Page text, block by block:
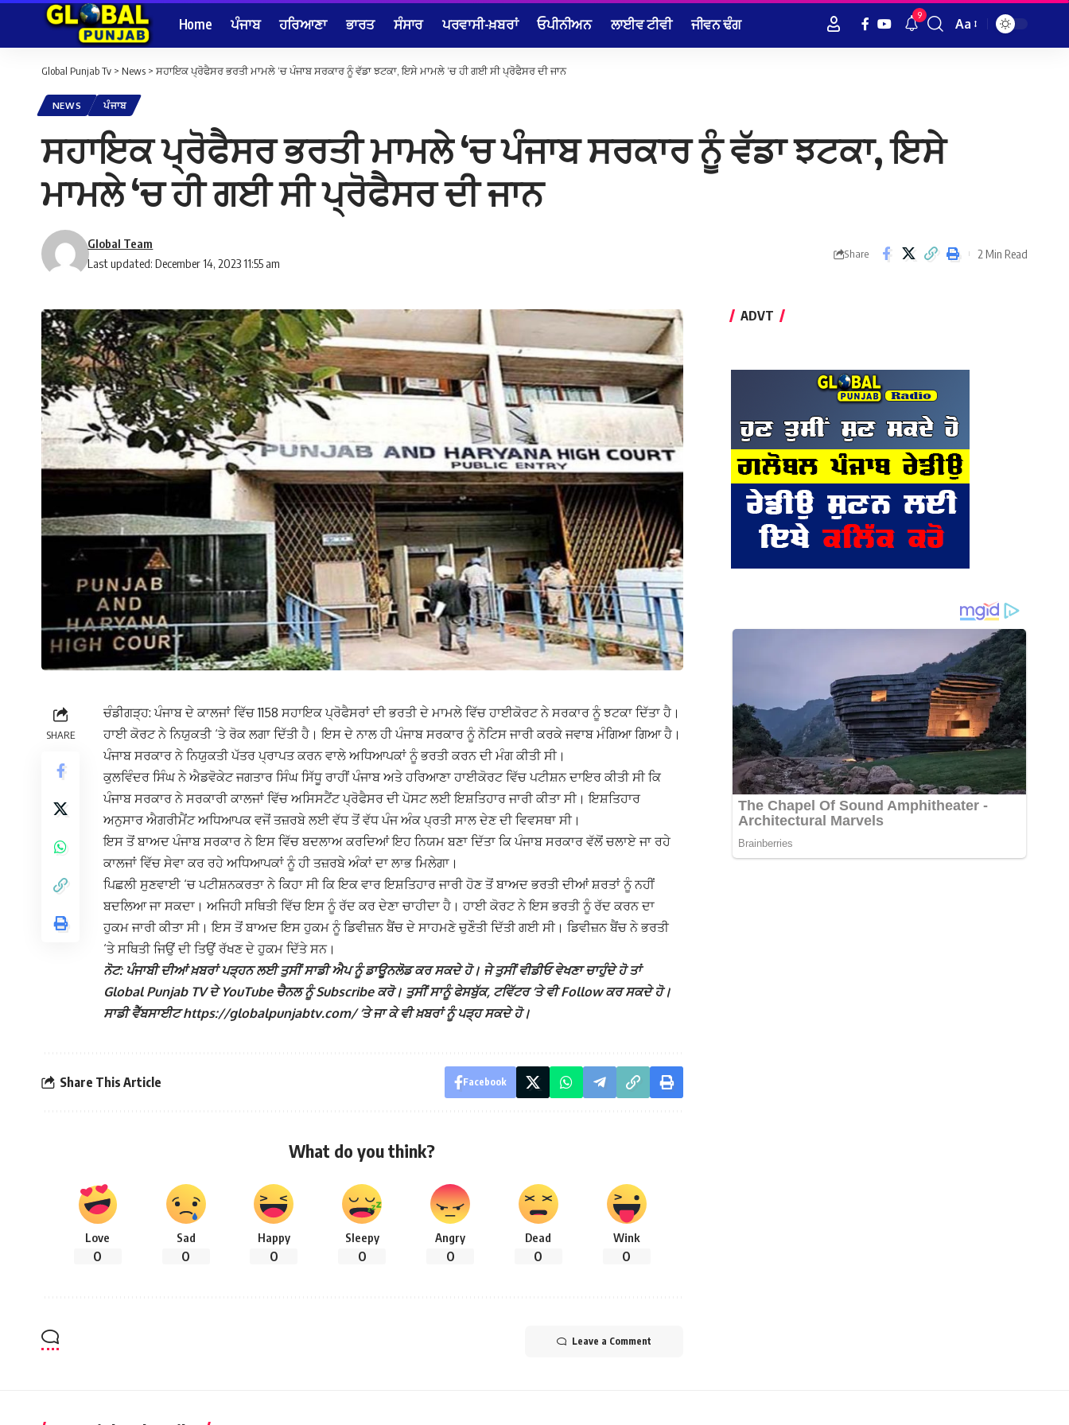
Home ਪੰਜਾਬ ਹਰਿਆਣਾ ਭਾਰਤ ਸੰਸਾਰ ਪਰਵਾਸੀ-ਖ਼ਬਰਾਂ ਓਪੀਨੀਅਨ ਲਾਈਵ ਟੀਵੀ ਜੀਵਨ ਢੰਗ 9
Font
Aa
Global Punjab Tv > News > ਸਹਾਇਕ ਪ੍ਰੋਫੈਸਰ ਭਰਤੀ ਮਾਮਲੇ ‘ਚ ਪੰਜਾਬ ਸਰਕਾਰ ਨੂੰ ਵੱਡਾ ਝਟਕਾ, ਇਸੇ ਮਾਮਲੇ ‘ਚ ਹੀ ਗਈ ਸੀ ਪ੍ਰੋਫੈਸਰ ਦੀ ਜਾਨ
NEWS ਪੰਜਾਬ
ਸਹਾਇਕ ਪ੍ਰੋਫੈਸਰ ਭਰਤੀ ਮਾਮਲੇ ‘ਚ ਪੰਜਾਬ ਸਰਕਾਰ ਨੂੰ ਵੱਡਾ ਝਟਕਾ, ਇਸੇ
ਮਾਮਲੇ ‘ਚ ਹੀ ਗਈ ਸੀ ਪ੍ਰੋਫੈਸਰ ਦੀ ਜਾਨ
Last updated: December 14, 2023 11:55 am
Global Team
Share 2 Min Read
SHARE
ਚੰਡੀਗੜ੍ਹ: ਪੰਜਾਬ ਦੇ ਕਾਲਜਾਂ ਵਿੱਚ 1158 ਸਹਾਇਕ ਪ੍ਰੋਫੈਸਰਾਂ ਦੀ ਭਰਤੀ ਦੇ ਮਾਮਲੇ ਵਿੱਚ ਹਾਈਕੋਰਟ ਨੇ ਸਰਕਾਰ ਨੂੰ ਝਟਕਾ ਦਿੱਤਾ ਹੈ।
ਹਾਈ ਕੋਰਟ ਨੇ ਨਿਯੁਕਤੀ ‘ਤੇ ਰੋਕ ਲਗਾ ਦਿੱਤੀ ਹੈ। ਇਸ ਦੇ ਨਾਲ ਹੀ ਪੰਜਾਬ ਸਰਕਾਰ ਨੂੰ ਨੋਟਿਸ ਜਾਰੀ ਕਰਕੇ ਜਵਾਬ ਮੰਗਿਆ ਗਿਆ ਹੈ।
ਪੰਜਾਬ ਸਰਕਾਰ ਨੇ ਨਿਯੁਕਤੀ ਪੱਤਰ ਪ੍ਰਾਪਤ ਕਰਨ ਵਾਲੇ ਅਧਿਆਪਕਾਂ ਨੂੰ ਭਰਤੀ ਕਰਨ ਦੀ ਮੰਗ ਕੀਤੀ ਸੀ।
ਕੁਲਵਿੰਦਰ ਸਿੰਘ ਨੇ ਐਡਵੋਕੇਟ ਜਗਤਾਰ ਸਿੰਘ ਸਿੱਧੂ ਰਾਹੀਂ ਪੰਜਾਬ ਅਤੇ ਹਰਿਆਣਾ ਹਾਈਕੋਰਟ ਵਿੱਚ ਪਟੀਸ਼ਨ ਦਾਇਰ ਕੀਤੀ ਸੀ ਕਿ
ਪੰਜਾਬ ਸਰਕਾਰ ਨੇ ਸਰਕਾਰੀ ਕਾਲਜਾਂ ਵਿੱਚ ਅਸਿਸਟੈਂਟ ਪ੍ਰੋਫੈਸਰ ਦੀ ਪੋਸਟ ਲਈ ਇਸ਼ਤਿਹਾਰ ਜਾਰੀ ਕੀਤਾ ਸੀ। ਇਸ਼ਤਿਹਾਰ
ਅਨੁਸਾਰ ਐਗਰੀਮੈਂਟ ਅਧਿਆਪਕ ਵਜੋਂ ਤਜ਼ਰਬੇ ਲਈ ਵੱਧ ਤੋਂ ਵੱਧ ਪੰਜ ਅੰਕ ਪ੍ਰਤੀ ਸਾਲ ਦੇਣ ਦੀ ਵਿਵਸਥਾ ਸੀ।
ਇਸ ਤੋਂ ਬਾਅਦ ਪੰਜਾਬ ਸਰਕਾਰ ਨੇ ਇਸ ਵਿੱਚ ਬਦਲਾਅ ਕਰਦਿਆਂ ਇਹ ਨਿਯਮ ਬਣਾ ਦਿੱਤਾ ਕਿ ਪੰਜਾਬ ਸਰਕਾਰ ਵੱਲੋਂ ਚਲਾਏ ਜਾ ਰਹੇ
ਕਾਲਜਾਂ ਵਿੱਚ ਸੇਵਾ ਕਰ ਰਹੇ ਅਧਿਆਪਕਾਂ ਨੂੰ ਹੀ ਤਜ਼ਰਬੇ ਅੰਕਾਂ ਦਾ ਲਾਭ ਮਿਲੇਗਾ।
ਪਿਛਲੀ ਸੁਣਵਾਈ ‘ਚ ਪਟੀਸ਼ਨਕਰਤਾ ਨੇ ਕਿਹਾ ਸੀ ਕਿ ਇਕ ਵਾਰ ਇਸ਼ਤਿਹਾਰ ਜਾਰੀ ਹੋਣ ਤੋਂ ਬਾਅਦ ਭਰਤੀ ਦੀਆਂ ਸ਼ਰਤਾਂ ਨੂੰ ਨਹੀਂ
ਬਦਲਿਆ ਜਾ ਸਕਦਾ। ਅਜਿਹੀ ਸਥਿਤੀ ਵਿੱਚ ਇਸ ਨੂੰ ਰੱਦ ਕਰ ਦੇਣਾ ਚਾਹੀਦਾ ਹੈ। ਹਾਈ ਕੋਰਟ ਨੇ ਇਸ ਭਰਤੀ ਨੂੰ ਰੱਦ ਕਰਨ ਦਾ
ਹੁਕਮ ਜਾਰੀ ਕੀਤਾ ਸੀ। ਇਸ ਤੋਂ ਬਾਅਦ ਇਸ ਹੁਕਮ ਨੂੰ ਡਿਵੀਜ਼ਨ ਬੈਂਚ ਦੇ ਸਾਹਮਣੇ ਚੁਣੌਤੀ ਦਿੱਤੀ ਗਈ ਸੀ। ਡਿਵੀਜ਼ਨ ਬੈਂਚ ਨੇ ਭਰਤੀ
‘ਤੇ ਸਥਿਤੀ ਜਿਉਂ ਦੀ ਤਿਉਂ ਰੱਖਣ ਦੇ ਹੁਕਮ ਦਿੱਤੇ ਸਨ।
ਨੋਟ: ਪੰਜਾਬੀ ਦੀਆਂ ਖ਼ਬਰਾਂ ਪੜ੍ਹਨ ਲਈ ਤੁਸੀਂ ਸਾਡੀ ਐਪ ਨੂੰ ਡਾਊਨਲੋਡ ਕਰ ਸਕਦੇ ਹੋ। ਜੇ ਤੁਸੀਂ ਵੀਡੀਓ ਵੇਖਣਾ ਚਾਹੁੰਦੇ ਹੋ ਤਾਂ
Global Punjab TV ਦੇ YouTube ਚੈਨਲ ਨੂੰ Subscribe ਕਰੋ। ਤੁਸੀਂ ਸਾਨੂੰ ਫੇਸਬੁੱਕ, ਟਵਿੱਟਰ ‘ਤੇ ਵੀ Follow ਕਰ ਸਕਦੇ ਹੋ।
ਸਾਡੀ ਵੈੱਬਸਾਈਟ https://globalpunjabtv.com/ ‘ਤੇ ਜਾ ਕੇ ਵੀ ਖ਼ਬਰਾਂ ਨੂੰ ਪੜ੍ਹ ਸਕਦੇ ਹੋ।
Share This Article Facebook
What do you think?
Love
0
Sad
0
Happy
0
Sleepy
0
Angry
0
Dead
0
Wink
0
Leave a Comment
ADVT